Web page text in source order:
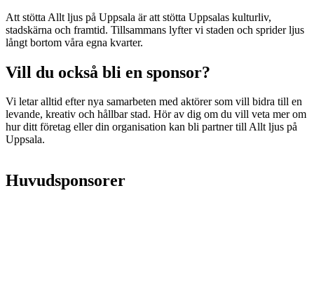
Att stötta Allt ljus på Uppsala är att stötta Uppsalas kulturliv,
stadskärna och framtid. Tillsammans lyfter vi staden och sprider ljus
långt bortom våra egna kvarter.
Vill du också bli en sponsor?
Vi letar alltid efter nya samarbeten med aktörer som vill bidra till en
levande, kreativ och hållbar stad. Hör av dig om du vill veta mer om
hur ditt företag eller din organisation kan bli partner till Allt ljus på
Uppsala.
Huvudsponsorer